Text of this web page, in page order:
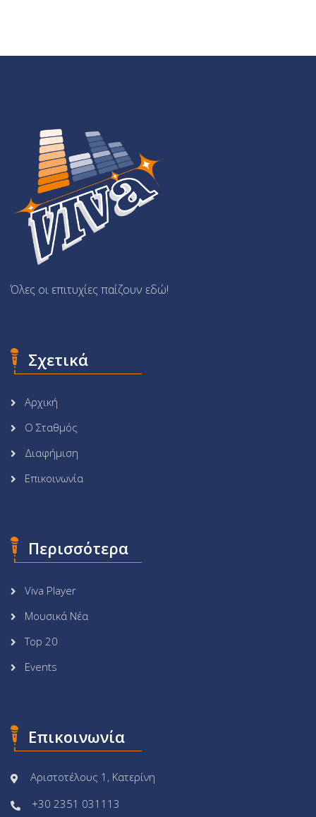
Όλες οι επιτυχίες παίζουν εδώ!
Σχετικά
Αρχική
Ο Σταθμός
Διαφήμιση
Επικοινωνία
Περισσότερα
Viva Player
Μουσικά Νέα
Top 20
Events
Επικοινωνία
Αριστοτέλους 1, Κατερίνη
+30 2351 031113